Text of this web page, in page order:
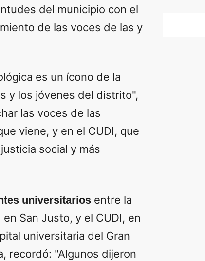
del municipio con el
de las voces de las y
es un ícono de la
y los jóvenes del distrito",
las voces de las
viene, y en el CUDI, que
social y más
universitarios entre la
San Justo, y el CUDI, en
universitaria del Gran
recordó: "Algunos dijeron